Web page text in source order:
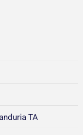
TA